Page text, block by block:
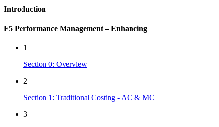
Introduction
F5 Performance Management – Enhancing
1
Section 0: Overview
2
Section 1: Traditional Costing - AC & MC
3